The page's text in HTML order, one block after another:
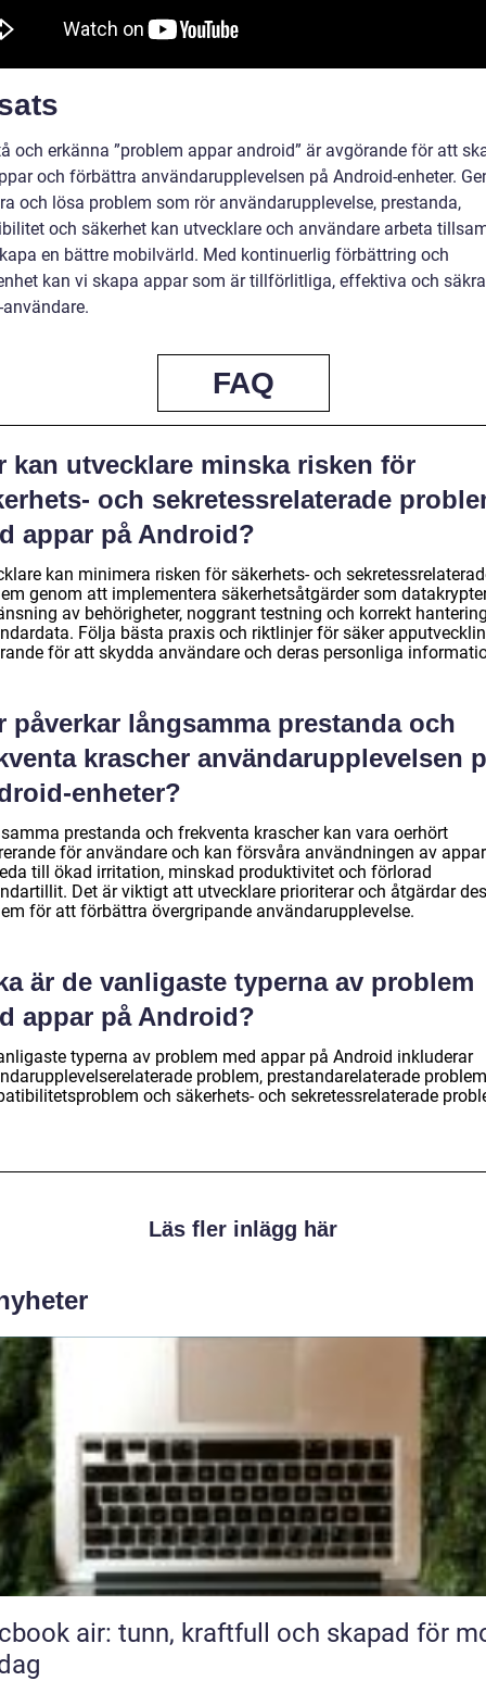
och erkänna ”problem appar android” är avgörande för att
och förbättra användarupplevelsen på Android-enheter.
och lösa problem som rör användarupplevelse, prestanda,
och säkerhet kan utvecklare och användare arbeta
en bättre mobilvärld. Med kontinuerlig förbättring och
kan vi skapa appar som är tillförlitliga, effektiva och
FAQ
kan utvecklare minska risken för
och sekretessrelaterade
appar på Android?
kan minimera risken för säkerhets- och
genom att implementera säkerhetsåtgärder som
av behörigheter, noggrant testning och korrekt
Följa bästa praxis och riktlinjer för säker
för att skydda användare och deras personliga
påverkar långsamma prestanda och
krascher användarupplevelsen
enheter?
prestanda och frekventa krascher kan vara oerhört
för användare och kan försvåra användningen av
till ökad irritation, minskad produktivitet och förlorad
Det är viktigt att utvecklare prioriterar och åtgärdar
för att förbättra övergripande användarupplevelse.
är de vanligaste typerna av problem
appar på Android?
typerna av problem med appar på Android inkluderar
problem, prestandarelaterade
och säkerhets- och sekretessrelaterade
Läs fler inlägg här
air: tunn, kraftfull och skapad för